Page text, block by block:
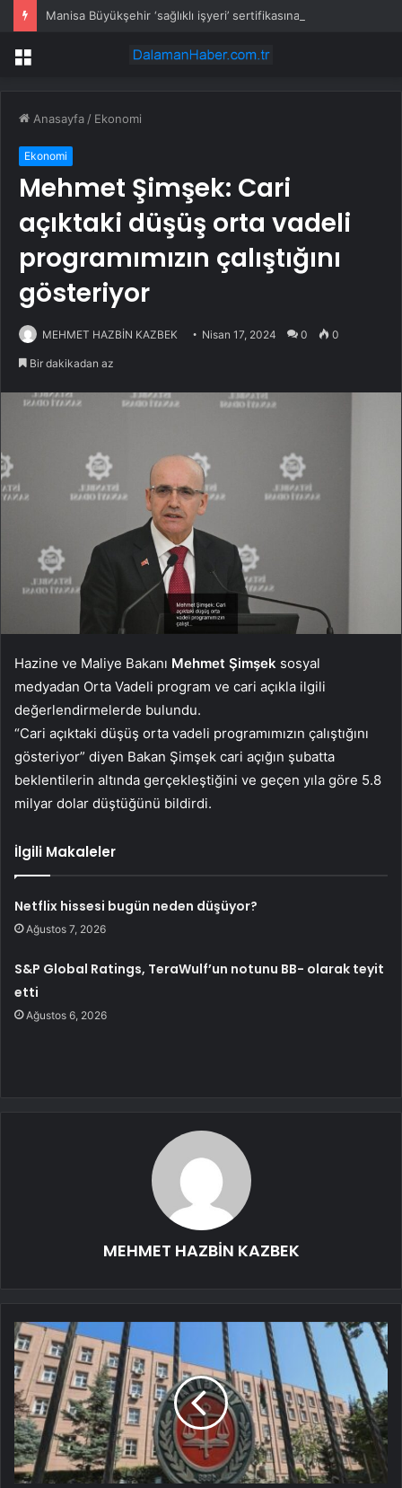
Manisa Büyükşehir ‘sağlıklı işyeri’ sertifikasına kavuştu
Menü
Anasayfa / Ekonomi
Ekonomi
Mehmet Şimşek: Cari
açıktaki düşüş orta vadeli
programımızın çalıştığını
gösteriyor
MEHMET HAZBİN KAZBEK Nisan 17, 2024 0 0
Bir dakikadan az
Hazine ve Maliye Bakanı Mehmet Şimşek sosyal
medyadan Orta Vadeli program ve cari açıkla ilgili
değerlendirmelerde bulundu.
“Cari açıktaki düşüş orta vadeli programımızın çalıştığını
gösteriyor” diyen Bakan Şimşek cari açığın şubatta
beklentilerin altında gerçekleştiğini ve geçen yıla göre 5.8
milyar dolar düştüğünü bildirdi.
İlgili Makaleler
Netflix hissesi bugün neden düşüyor?
Ağustos 7, 2026
S&P Global Ratings, TeraWulf’un notunu BB- olarak teyit
etti
Ağustos 6, 2026
MEHMET HAZBİN KAZBEK